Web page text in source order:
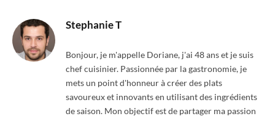
Stephanie T
Bonjour, je m'appelle Doriane, j'ai 48 ans et je suis
chef cuisinier. Passionnée par la gastronomie, je
mets un point d'honneur à créer des plats
savoureux et innovants en utilisant des ingrédients
de saison. Mon objectif est de partager ma passion